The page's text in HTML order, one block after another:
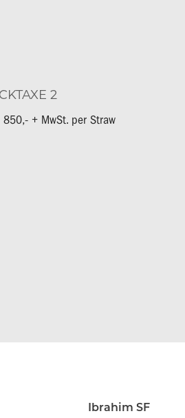
2
850,- + MwSt. per Straw
Ibrahim SF